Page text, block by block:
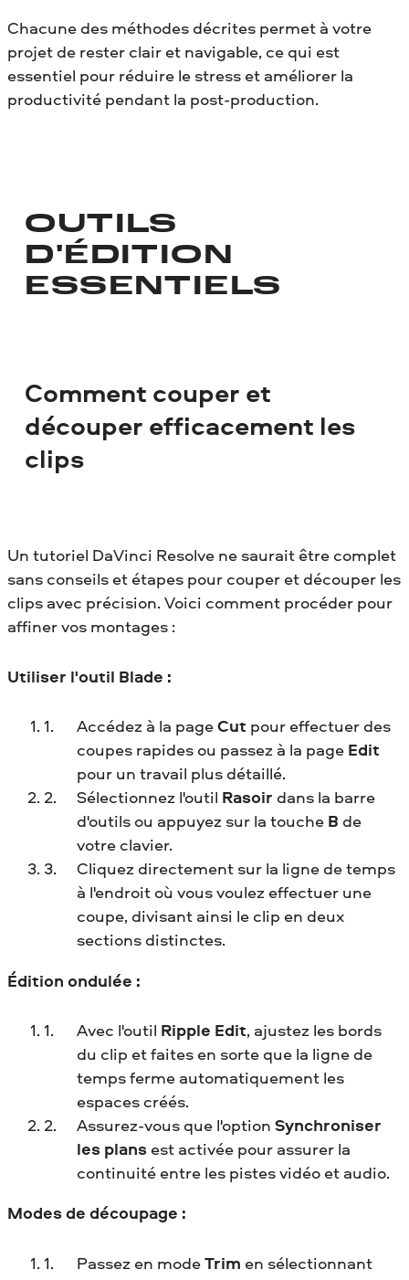
Chacune des méthodes décrites permet à votre
projet de rester clair et navigable, ce qui est
essentiel pour réduire le stress et améliorer la
productivité pendant la post-production.
OUTILS
D'ÉDITION
ESSENTIELS
Comment couper et
découper efficacement les
clips
Un tutoriel DaVinci Resolve ne saurait être complet
sans conseils et étapes pour couper et découper les
clips avec précision. Voici comment procéder pour
affiner vos montages :
Utiliser l'outil Blade :
Accédez à la pageCut pour effectuer des
coupes rapides ou passez à la page Edit
pour un travail plus détaillé.
Sélectionnez l'outil Rasoir dans la barre
d'outils ou appuyez sur la touche B de
votre clavier.
Cliquez directement sur la ligne de temps
à l'endroit où vous voulez effectuer une
coupe, divisant ainsi le clip en deux
sections distinctes.
Édition ondulée :
Avec l'outil Ripple Edit, ajustez les bords
du clip et faites en sorte que la ligne de
temps ferme automatiquement les
espaces créés.
Assurez-vous que l'option Synchroniser
les plans est activée pour assurer la
continuité entre les pistes vidéo et audio.
Modes de découpage :
Passez en modeTrim en sélectionnant